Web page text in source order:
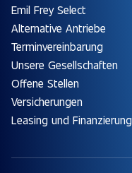
Emil Frey Select
Alternative Antriebe
Terminvereinbarung
Unsere Gesellschaften
Offene Stellen
Versicherungen
Leasing und Finanzierung